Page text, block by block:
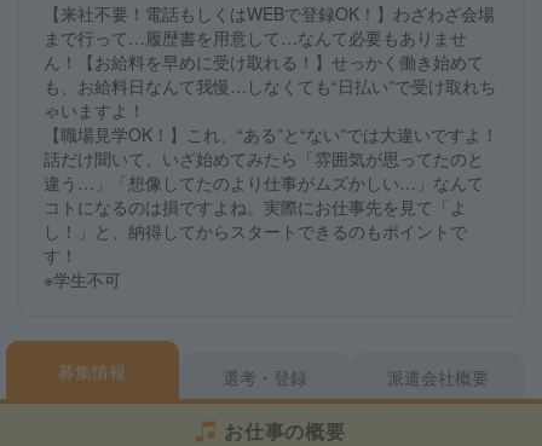
【来社不要！電話もしくはWEBで登録OK！】わざわざ会場
まで行って…履歴書を用意して…なんて必要もありませ
ん！【お給料を早めに受け取れる！】せっかく働き始めて
も、お給料日なんて我慢…しなくても“日払い”で受け取れち
ゃいますよ！
【職場見学OK！】これ、“ある”と“ない”では大違いですよ！
話だけ聞いて、いざ始めてみたら「雰囲気が思ってたのと
違う…」「想像してたのより仕事がムズかしい…」なんて
コトになるのは損ですよね。実際にお仕事先を見て「よ
し！」と、納得してからスタートできるのもポイントで
す！
※学生不可
募集情報 選考・登録 派遣会社概要
お仕事の概要